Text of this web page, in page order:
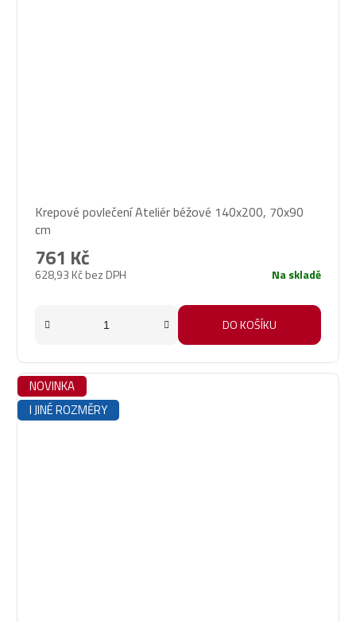
hodnocení
produktu
je
5,0
hvězdiček.
Krepové povlečení Ateliér béžové 140x200, 70x90
cm
628,93 Kč bez DPH
761 Kč
Na skladě
DO KOŠÍKU
NOVINKA
I JINÉ ROZMĚRY